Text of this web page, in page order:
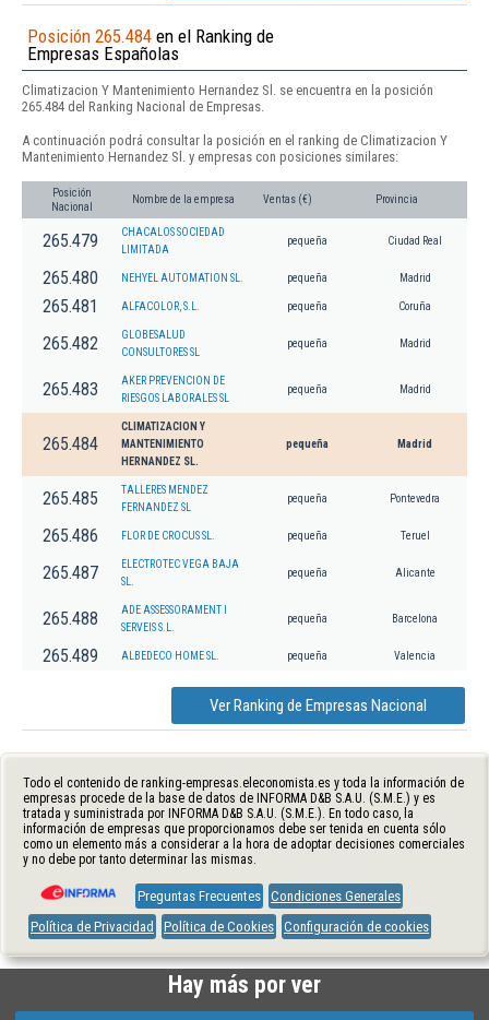
Posición 265.484 en el Ranking de
Empresas Españolas
Climatizacion Y Mantenimiento Hernandez Sl. se encuentra en la posición
265.484 del Ranking Nacional de Empresas.
A continuación podrá consultar la posición en el ranking de Climatizacion Y
Mantenimiento Hernandez Sl. y empresas con posiciones similares:
Posición
Nacional
Nombre de la empresa Ventas (€) Provincia
265.479
CHACALOS SOCIEDAD
LIMITADA
pequeña Ciudad Real
265.480 NEHYEL AUTOMATION SL. pequeña Madrid
265.481 ALFACOLOR, S.L. pequeña Coruña
265.482
GLOBESALUD
CONSULTORES SL
pequeña Madrid
265.483
AKER PREVENCION DE
RIESGOS LABORALES SL
pequeña Madrid
265.484
CLIMATIZACION Y
MANTENIMIENTO
HERNANDEZ SL.
pequeña Madrid
265.485
TALLERES MENDEZ
FERNANDEZ SL
pequeña Pontevedra
265.486 FLOR DE CROCUS SL. pequeña Teruel
265.487
ELECTROTEC VEGA BAJA
SL.
pequeña Alicante
265.488
ADE ASSESSORAMENT I
SERVEIS S.L.
pequeña Barcelona
265.489 ALBEDECO HOME SL. pequeña Valencia
Ver Ranking de Empresas Nacional
Todo el contenido de ranking-empresas.eleconomista.es y toda la información de
empresas procede de la base de datos de INFORMA D&B S.A.U. (S.M.E.) y es
tratada y suministrada por INFORMA D&B S.A.U. (S.M.E.). En todo caso, la
información de empresas que proporcionamos debe ser tenida en cuenta sólo
como un elemento más a considerar a la hora de adoptar decisiones comerciales
y no debe por tanto determinar las mismas.
Preguntas Frecuentes Condiciones Generales
Política de Privacidad
Política de Cookies Configuración de cookies
Hay más por ver